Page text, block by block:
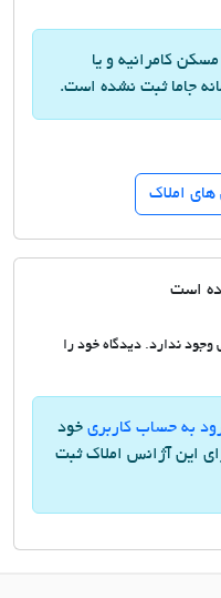
کامرانیه و یا
جاما ثبت نشده است.
های املاک
است
ندارد. دیدگاه خود را
به حساب کاربری خود
این آژانس املاک ثبت